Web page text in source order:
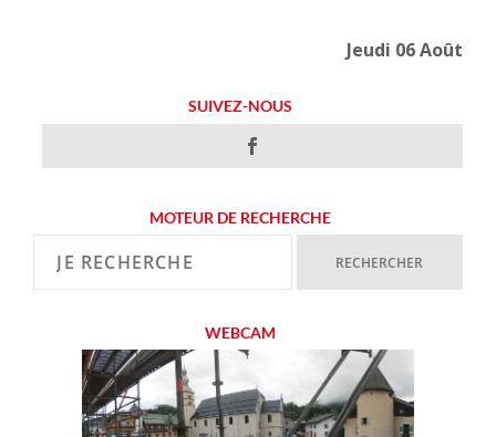
Jeudi 06 Août
SUIVEZ-NOUS
MOTEUR DE RECHERCHE
WEBCAM